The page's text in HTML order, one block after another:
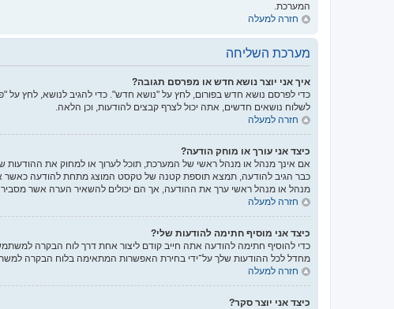
המערכת.
חזרה למעלה
מערכת השליחה
איך אני יוצר נושא חדש או מפרסם תגובה?
כדי לפרסם נושא חדש בפורום, לחץ על "נושא חדש". כדי להגיב לנושא, לחץ על
לשלוח נושאים חדשים, אתה יכול לצרף קבצים להודעות, וכן הלאה.
חזרה למעלה
כיצד אני עורך או מוחק הודעה?
אם אינך מנהל או מנהל ראשי של המערכת, תוכל לערוך או למחוק את ההודעות
כבר הגיב להודעה, תמצא תוספת קטנה של טקסט המוצג מתחת להודעה כאשר
מנהל או מנהל ראשי ערך את ההודעה, אך הם יכולים להשאיר הערה אשר
חזרה למעלה
כיצד אני מוסיף חתימה להודעות שלי?
כדי להוסיף חתימה להודעה אתה חייב קודם ליצור אחת דרך לוח הבקרה
מחדל לכל ההודעות שלך על־ידי בחירת האפשרות המתאימה בלוח הבקרה
חזרה למעלה
כיצד אני יוצר סקר?